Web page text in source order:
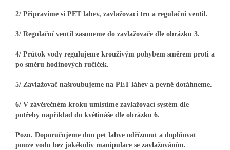
2/ Připravíme si PET lahev, zavlažovací trn a regulační ventil.
3/ Regulační ventil zasuneme do zavlažovače dle obrázku 3.
4/ Průtok vody regulujeme krouživým pohybem směrem proti a
po směru hodinových ručiček.
5/ Zavlažovač našroubujeme na PET láhev a pevně dotáhneme.
6/ V závěrečném kroku umístíme zavlažovací systém dle
potřeby například do květináše dle obrázku 6.
Pozn. Doporučujeme dno pet lahve odříznout a doplňovat
pouze vodu bez jakékoliv manipulace se zavlažováním.